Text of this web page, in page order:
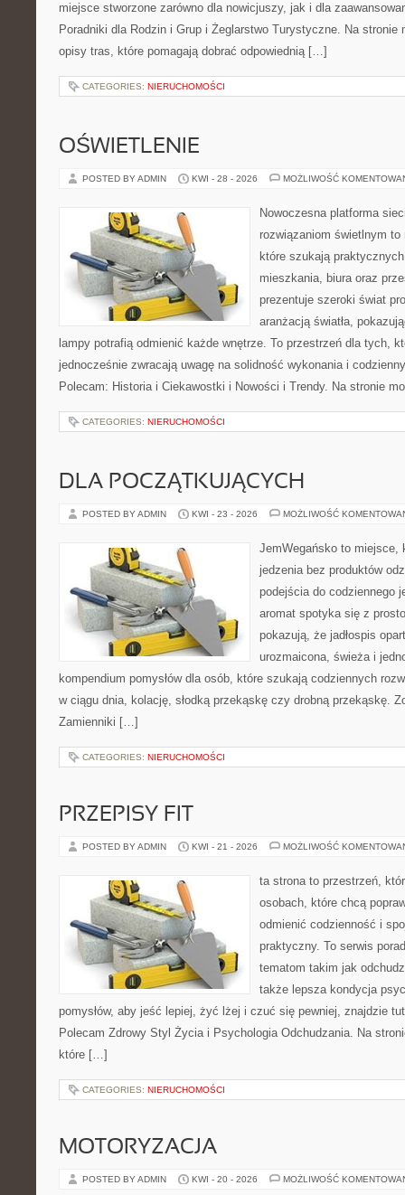
miejsce stworzone zarówno dla nowicjuszy, jak i dla
Poradniki dla Rodzin i Grup i Żeglarstwo Turystyczne. Na stronie
opisy tras, które pomagają dobrać odpowiednią […]
CATEGORIES: NIERUCHOMOŚCI
OŚWIETLENIE
POSTED BY ADMIN KWI - 28 - 2026 MOŻLIWOŚĆ
Nowoczesna platforma
rozwiązaniom świetlnym
które szukają
mieszkania, biura oraz
prezentuje szeroki świat
aranżacją światła,
lampy potrafią odmienić każde wnętrze. To przestrzeń dla tych,
jednocześnie zwracają uwagę na solidność wykonania i
Polecam: Historia i Ciekawostki i Nowości i Trendy. Na stronie
CATEGORIES: NIERUCHOMOŚCI
DLA POCZĄTKUJĄCYCH
POSTED BY ADMIN KWI - 23 - 2026 MOŻLIWOŚĆ
JemWegańsko to miejsce,
jedzenia bez produktów
podejścia do codziennego
aromat spotyka się z
pokazują, że jadłospis
urozmaicona, świeża i
kompendium pomysłów dla osób, które szukają codziennych
w ciągu dnia, kolację, słodką przekąskę czy drobną przekąskę.
Zamienniki […]
CATEGORIES: NIERUCHOMOŚCI
PRZEPISY FIT
POSTED BY ADMIN KWI - 21 - 2026 MOŻLIWOŚĆ
ta strona to przestrzeń,
osobach, które chcą
odmienić codzienność i
praktyczny. To serwis
tematom takim jak
także lepsza kondycja
pomysłów, aby jeść lepiej, żyć lżej i czuć się pewniej, znajdzie
Polecam Zdrowy Styl Życia i Psychologia Odchudzania. Na
które […]
CATEGORIES: NIERUCHOMOŚCI
MOTORYZACJA
POSTED BY ADMIN KWI - 20 - 2026 MOŻLIWOŚĆ